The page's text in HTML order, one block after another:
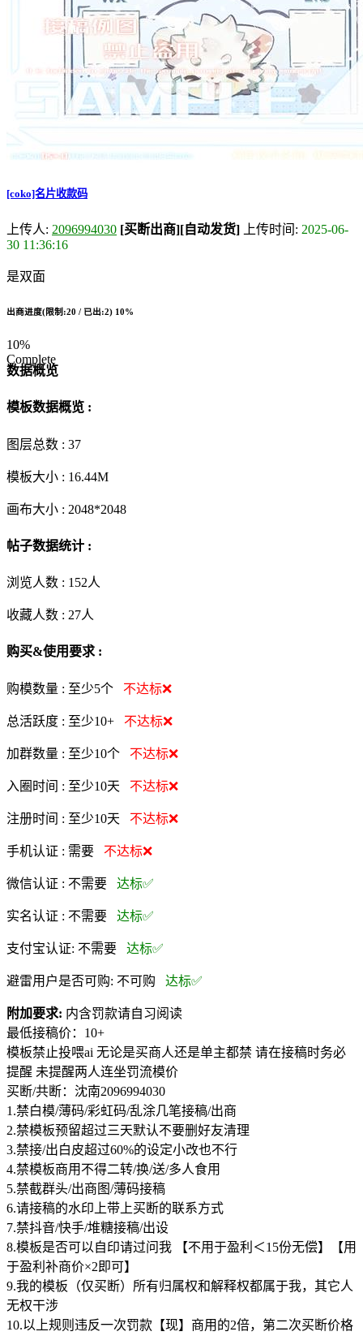
[coko]名片收款码
上传人: 2096994030 [买断出商][自动发货] 上传时间: 2025-06-
30 11:36:16
是双面
出商进度(限制:20 / 已出:2) 10%
10%
Complete
数据概览
模板数据概览 :
图层总数 : 37
模板大小 : 16.44M
画布大小 : 2048*2048
帖子数据统计 :
浏览人数 : 152人
收藏人数 : 27人
购买&使用要求 :
购模数量 : 至少5个 不达标❌
总活跃度 : 至少10+ 不达标❌
加群数量 : 至少10个 不达标❌
入圈时间 : 至少10天 不达标❌
注册时间 : 至少10天 不达标❌
手机认证 : 需要 不达标❌
微信认证 : 不需要 达标✅
实名认证 : 不需要 达标✅
支付宝认证: 不需要 达标✅
避雷用户是否可购: 不可购 达标✅
附加要求: 内含罚款请自习阅读
最低接稿价：10+
模板禁止投喂ai 无论是买商人还是单主都禁 请在接稿时务必
提醒 未提醒两人连坐罚流模价
买断/共断：沈南2096994030
1.禁白模/薄码/彩虹码/乱涂几笔接稿/出商
2.禁模板预留超过三天默认不要删好友清理
3.禁接/出白皮超过60%的设定小改也不行
4.禁模板商用不得二转/换/送/多人食用
5.禁截群头/出商图/薄码接稿
6.请接稿的水印上带上买断的联系方式
7.禁抖音/快手/堆糖接稿/出设
8.模板是否可以自印请过问我 【不用于盈利＜15份无偿】【用
于盈利补商价×2即可】
9.我的模板（仅买断）所有归属权和解释权都属于我，其它人
无权干涉
10.以上规则违反一次罚款【现】商用的2倍，第二次买断价格